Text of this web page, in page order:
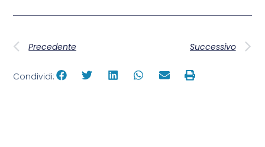
Precedente Successivo
Condividi: